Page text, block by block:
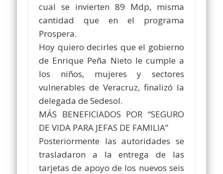
cual se invierten 89 Mdp, misma
cantidad que en el programa
Prospera.
Hoy quiero decirles que el gobierno
de Enrique Peña Nieto le cumple a
los niños, mujeres y sectores
vulnerables de Veracruz, finalizó la
delegada de Sedesol.
MÁS BENEFICIADOS POR “SEGURO
DE VIDA PARA JEFAS DE FAMILIA”
Posteriormente las autoridades se
trasladaron a la entrega de las
tarjetas de apoyo de los nuevos seis